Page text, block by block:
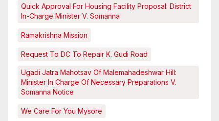
Quick Approval For Housing Facility Proposal: District
In-Charge Minister V. Somanna
Ramakrishna Mission
Request To DC To Repair K. Gudi Road
Ugadi Jatra Mahotsav Of Malemahadeshwar Hill:
Minister In Charge Of Necessary Preparations V.
Somanna Notice
We Care For You Mysore